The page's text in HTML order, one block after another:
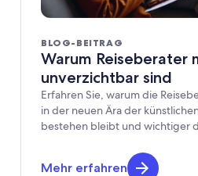
BLOG-BEITRAG
Warum Reiseberater
unverzichtbar sind
Erfahren Sie, warum die
in der neuen Ära der
bestehen bleibt und wichtiger
Mehr erfahren